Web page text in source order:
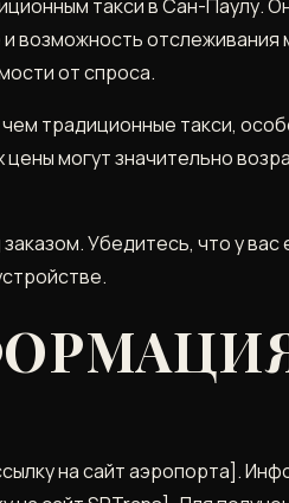
такси в Сан-Паулу.
возможность
от спроса.
традиционные такси,
могут значительно
Убедитесь, что у вас
на сайт аэропорта].